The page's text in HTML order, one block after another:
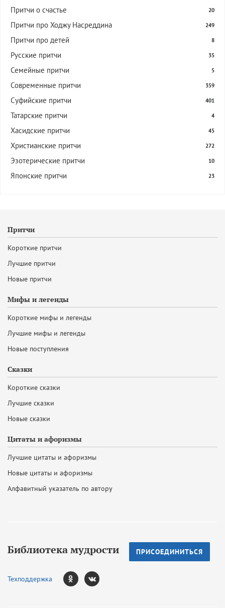
Притчи о счастье 20
Притчи про Ходжу Насреддина 249
Притчи про детей 8
Русские притчи 35
Семейные притчи 5
Современные притчи 359
Суфийские притчи 401
Татарские притчи 4
Хасидские притчи 45
Христианские притчи 272
Эзотерические притчи 10
Японские притчи 23
Притчи
Короткие притчи
Лучшие притчи
Новые притчи
Мифы и легенды
Короткие мифы и легенды
Лучшие мифы и легенды
Новые поступления
Сказки
Короткие сказки
Лучшие сказки
Новые сказки
Цитаты и афоризмы
Лучшие цитаты и афоризмы
Новые цитаты и афоризмы
Алфавитный указатель по автору
Библиотека мудрости ПРИСОЕДИНИТЬСЯ
Техподдержка